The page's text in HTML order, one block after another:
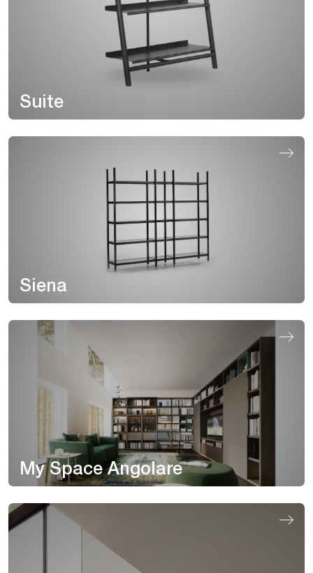
Suite
Siena
My Space Angolare